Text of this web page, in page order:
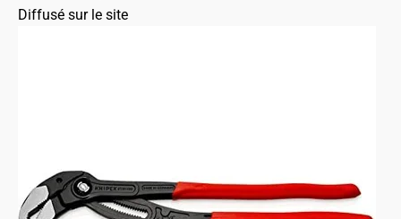
Diffusé sur le site